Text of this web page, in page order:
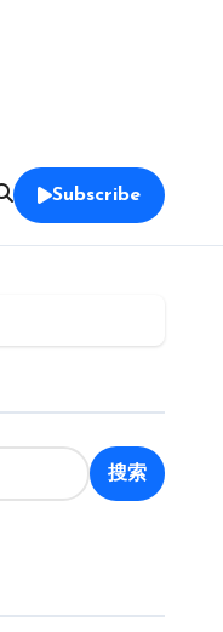
Subscribe
搜索